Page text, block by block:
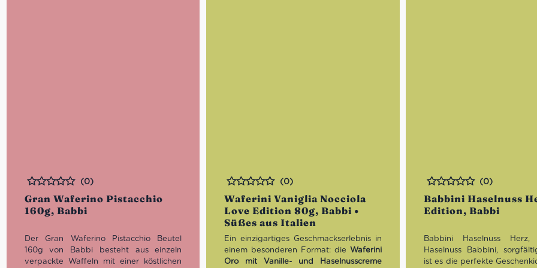
Gran Waferino Pistacchio
160g, Babbi
Bewertet
(0)
Der Gran Waferino Pistacchio Beutel
160g von Babbi besteht aus einzeln
verpackte Waffeln mit einer köstlichen
Waferini Vaniglia Nocciola
Love Edition 80g, Babbi •
Süßes aus Italien
Bewertet
(0)
Ein einzigartiges Geschmackserlebnis in
einem besonderen Format: die Waferini
Oro mit Vanille- und Haselnusscreme
Babbini Haselnuss
Edition, Babbi
Bewertet
(0)
Babbini Haselnuss
Haselnuss Babbini,
ist es die perfekte